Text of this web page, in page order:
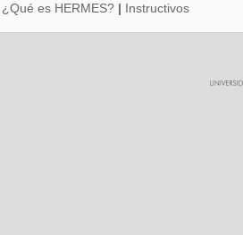
¿Qué es HERMES? | Instructivos